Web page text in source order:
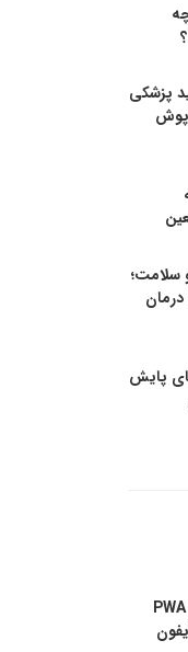
پزشکی
سلامت؛
پایش
نصب و اجرای نسخه PWA